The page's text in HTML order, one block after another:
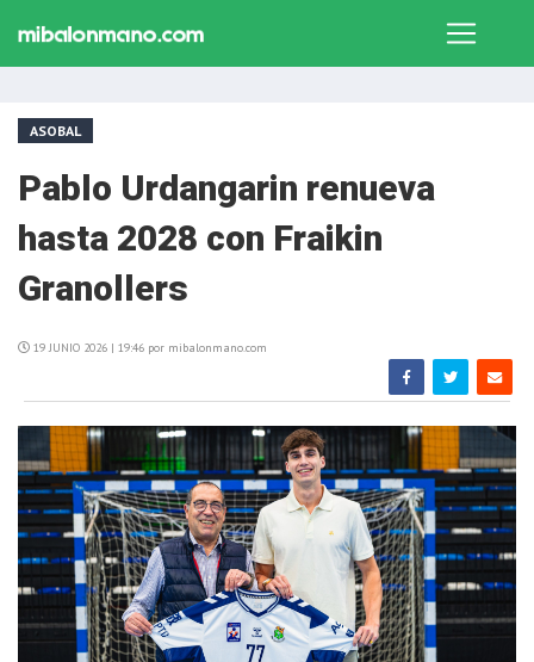
ASOBAL
Pablo Urdangarin renueva
hasta 2028 con Fraikin
Granollers
19 JUNIO 2026 | 19:46 por mibalonmano.com